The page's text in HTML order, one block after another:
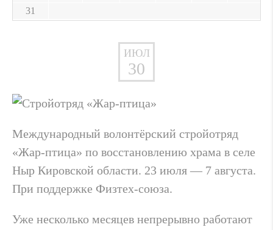
31
ИЮЛ
30
Международный волонтёрский стройотряд
«Жар-птица» по восстановлению храма в селе
Ныр Кировской области. 23 июля — 7 августа.
При поддержке Физтех-союза.
Уже несколько месяцев непрерывно работают